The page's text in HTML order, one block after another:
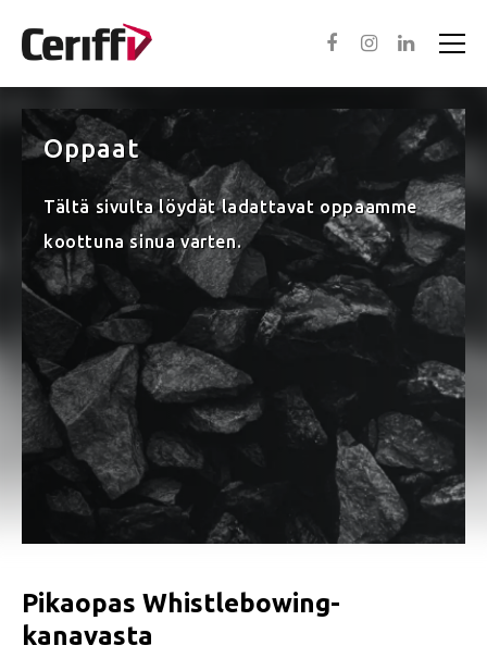
Asiantuntijapalvelut
Ohjelmistot
In English
Meistä
Oppaat
Tältä sivulta löydät ladattavat oppaamme
koottuna sinua varten.
Pikaopas Whistlebowing-
kanavasta